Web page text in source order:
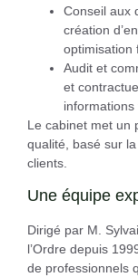
Conseil aux
création
optimisation
Audit et
et
informations
Le cabinet met un
qualité, basé sur
clients.
Une équipe
Dirigé par M.
l’Ordre depuis
de professionnels